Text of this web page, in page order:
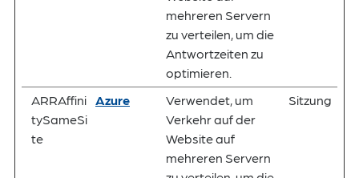
mehreren Servern
zu verteilen, um die
Antwortzeiten zu
optimieren.
ARRAffini
tySameSi
te
Azure
Verwendet, um
Verkehr auf der
Website auf
mehreren Servern
Sitzung